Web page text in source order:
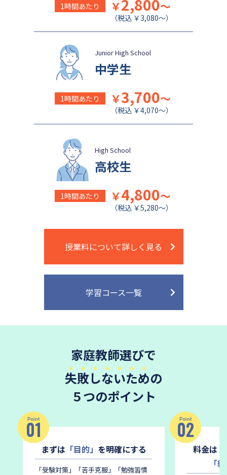
1時間あたり ￥2,800～
（税込 ￥3,080～）
Junior High School
中学生
1時間あたり ￥3,700～
（税込 ￥4,070～）
High School
高校生
1時間あたり ￥4,800～
（税込 ￥5,280～）
授業料について詳しく見る
学習コース一覧
家庭教師選びで
失敗しないための
５つのポイント
Point
01
まずは 「目的」 を明確にする
「受験対策」「苦手克服」「勉強習慣
Point
02
料金は
「